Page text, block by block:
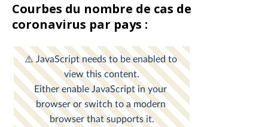
Courbes du nombre de cas de
coronavirus par pays :